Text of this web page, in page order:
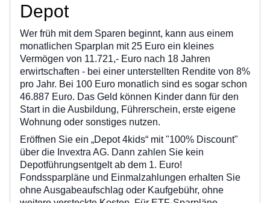
Depot
Wer früh mit dem Sparen beginnt, kann aus einem
monatlichen Sparplan mit 25 Euro ein kleines
Vermögen von 11.721,- Euro nach 18 Jahren
erwirtschaften - bei einer unterstellten Rendite von 8%
pro Jahr. Bei 100 Euro monatlich sind es sogar schon
46.887 Euro. Das Geld können Kinder dann für den
Start in die Ausbildung, Führerschein, erste eigene
Wohnung oder sonstiges nutzen.
Eröffnen Sie ein „Depot 4kids“ mit "100% Discount"
über die Invextra AG. Dann zahlen Sie kein
Depotführungsentgelt ab dem 1. Euro!
Fondssparpläne und Einmalzahlungen erhalten Sie
ohne Ausgabeaufschlag oder Kaufgebühr, ohne